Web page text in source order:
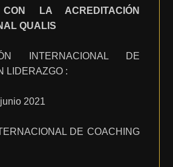
CON LA ACREDITACIÓN
QUALIS
INTERNACIONAL DE
LIDERAZGO :
2021
DE COACHING